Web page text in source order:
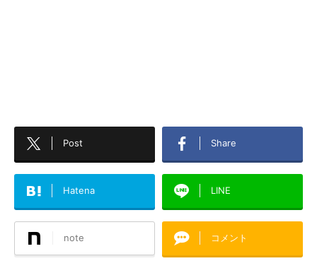
Post Share
Hatena LINE
note コメント